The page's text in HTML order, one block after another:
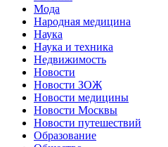
Мода
Народная медицина
Наука
Наука и техника
Недвижимость
Новости
Новости ЗОЖ
Новости медицины
Новости Москвы
Новости путешествий
Образование